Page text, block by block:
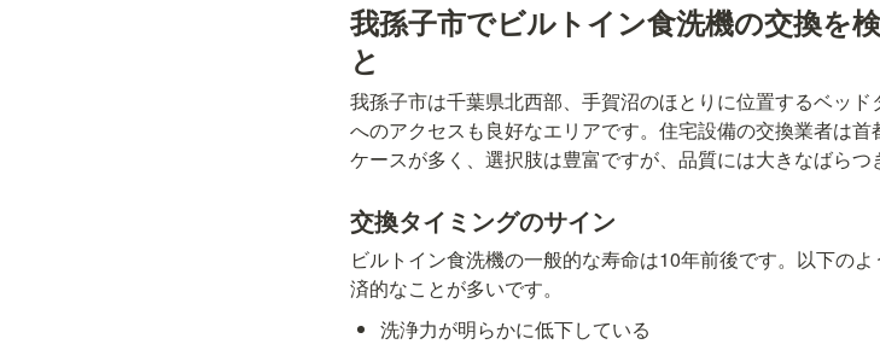
我孫子市でビルトイン食洗機の交換を
と
我孫子市は千葉県北西部、手賀沼のほとりに位置するベッ
へのアクセスも良好なエリアです。住宅設備の交換業者は
ケースが多く、選択肢は豊富ですが、品質には大きなばらつ
交換タイミングのサイン
ビルトイン食洗機の一般的な寿命は10年前後です。以下の
済的なことが多いです。
洗浄力が明らかに低下している